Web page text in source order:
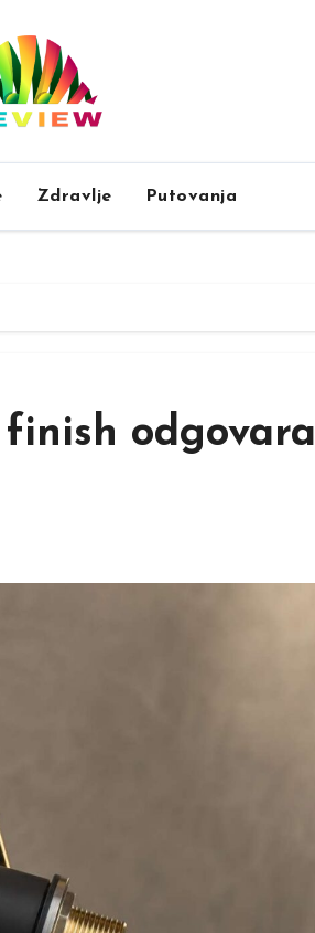
Zdravlje Putovanja
odgovara